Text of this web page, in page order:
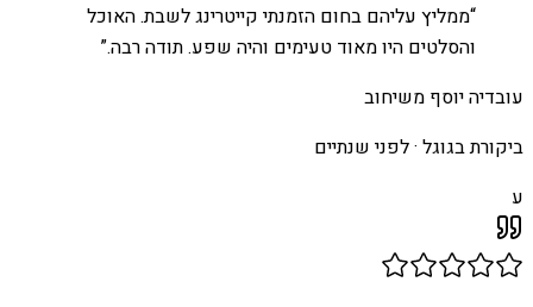
“ממליץ עליהם בחום הזמנתי קייטרינג לשבת. האוכל
והסלטים היו מאוד טעימים והיה שפע. תודה רבה.”
עובדיה יוסף משיחוב
ביקורת בגוגל ·לפני שנתיים
ע